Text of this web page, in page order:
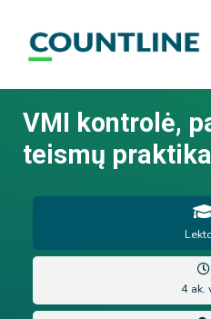
VMI kontrolė,
teismų praktika
4 ak.